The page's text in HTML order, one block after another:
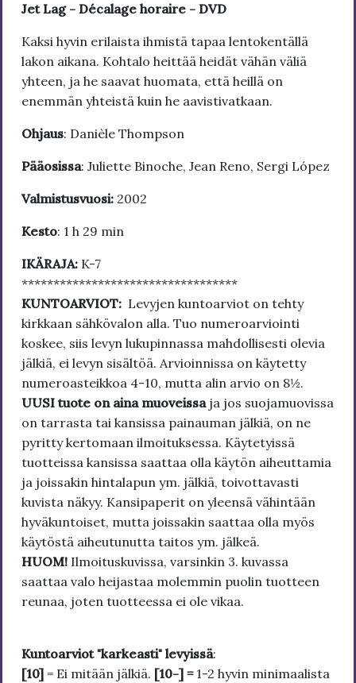
Jet Lag - Décalage horaire - DVD
Kaksi hyvin erilaista ihmistä tapaa lentokentällä
lakon aikana. Kohtalo heittää heidät vähän väliä
yhteen, ja he saavat huomata, että heillä on
enemmän yhteistä kuin he aavistivatkaan.
Ohjaus: Danièle Thompson
Pääosissa: Juliette Binoche, Jean Reno, Sergi López
Valmistusvuosi: 2002
Kesto: 1 h 29 min
IKÄRAJA: K-7
**********************************
KUNTOARVIOT: Levyjen kuntoarviot on tehty
kirkkaan sähkövalon alla. Tuo numeroarviointi
koskee, siis levyn lukupinnassa mahdollisesti olevia
jälkiä, ei levyn sisältöä. Arvioinnissa on käytetty
numeroasteikkoa 4-10, mutta alin arvio on 8½.
UUSI tuote on aina muoveissa ja jos suojamuovissa
on tarrasta tai kansissa painauman jälkiä, on ne
pyritty kertomaan ilmoituksessa. Käytetyissä
tuotteissa kansissa saattaa olla käytön aiheuttamia
ja joissakin hintalapun ym. jälkiä, toivottavasti
kuvista näkyy. Kansipaperit on yleensä vähintään
hyväkuntoiset, mutta joissakin saattaa olla myös
käytöstä aiheutunutta taitos ym. jälkeä.
HUOM! Ilmoituskuvissa, varsinkin 3. kuvassa
saattaa valo heijastaa molemmin puolin tuotteen
reunaa, joten tuotteessa ei ole vikaa.
Kuntoarviot "karkeasti" levyissä:
[10] = Ei mitään jälkiä. [10-] = 1-2 hyvin minimaalista